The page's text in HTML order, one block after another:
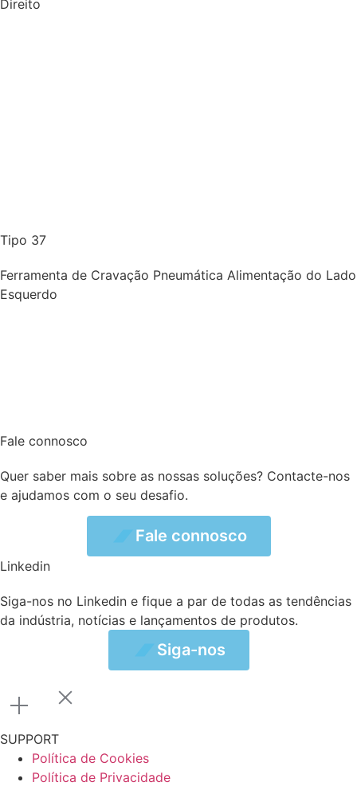
Direito
Tipo 37
Ferramenta de Cravação Pneumática Alimentação do Lado
Esquerdo
Fale connosco
Quer saber mais sobre as nossas soluções? Contacte-nos
e ajudamos com o seu desafio.
Fale connosco
Linkedin
Siga-nos no Linkedin e fique a par de todas as tendências
da indústria, notícias e lançamentos de produtos.
Siga-nos
SUPPORT
Política de Cookies
Política de Privacidade